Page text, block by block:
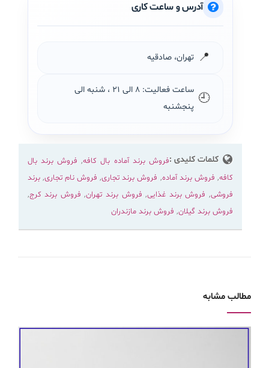
آدرس و ساعت کاری
📍 تهران، صادقیه
🕘
ساعت فعالیت: ۸ الی ۲۱ ، شنبه الی
پنجشنبه
کلمات کلیدی :فروش برند آماده بال کافه, فروش برند بال
کافه, فروش برند آماده, فروش برند تجاری, فروش نام تجاری,برند
فروشی, فروش برند غذایی, فروش برند تهران, فروش برند کرج,
فروش برند گیلان, فروش برند مازندران
مطالب مشابه